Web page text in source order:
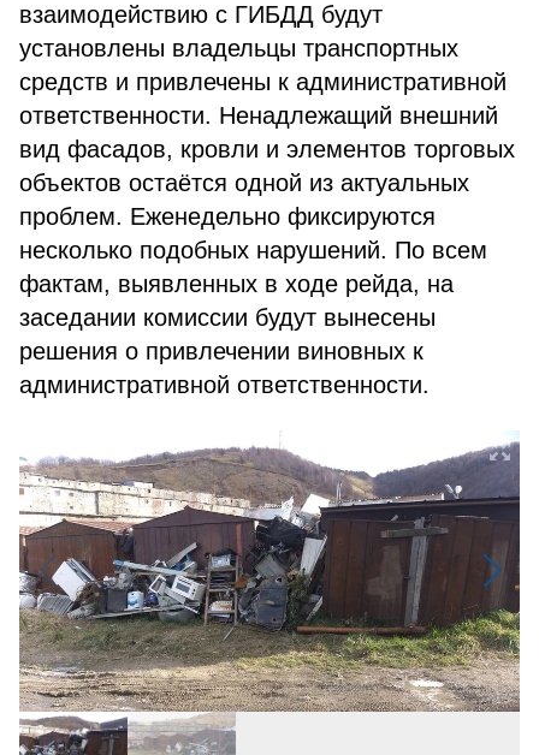
взаимодействию с ГИБДД будут
установлены владельцы транспортных
средств и привлечены к административной
ответственности. Ненадлежащий внешний
вид фасадов, кровли и элементов торговых
объектов остаётся одной из актуальных
проблем. Еженедельно фиксируются
несколько подобных нарушений. По всем
фактам, выявленных в ходе рейда, на
заседании комиссии будут вынесены
решения о привлечении виновных к
административной ответственности.